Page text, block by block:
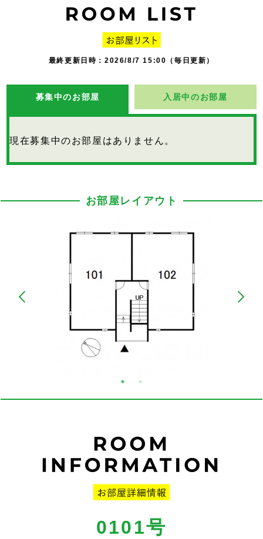
最終更新日時：2026/8/7 15:00（毎日更新）
募集中のお部屋 入居中のお部屋
現在募集中のお部屋はありません。
お部屋レイアウト
0101号